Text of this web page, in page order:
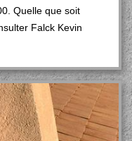
Quelle que soit
Falck Kevin